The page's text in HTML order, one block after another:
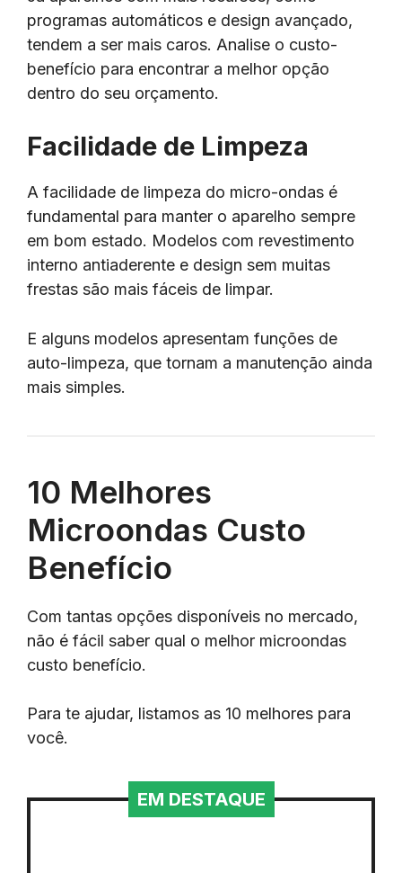
programas automáticos e design avançado,
tendem a ser mais caros. Analise o custo-
benefício para encontrar a melhor opção
dentro do seu orçamento.
Facilidade de Limpeza
A facilidade de limpeza do micro-ondas é
fundamental para manter o aparelho sempre
em bom estado. Modelos com revestimento
interno antiaderente e design sem muitas
frestas são mais fáceis de limpar.
E alguns modelos apresentam funções de
auto-limpeza, que tornam a manutenção ainda
mais simples.
10 Melhores
Microondas Custo
Benefício
Com tantas opções disponíveis no mercado,
não é fácil saber qual o melhor microondas
custo benefício.
Para te ajudar, listamos as 10 melhores para
você.
EM DESTAQUE